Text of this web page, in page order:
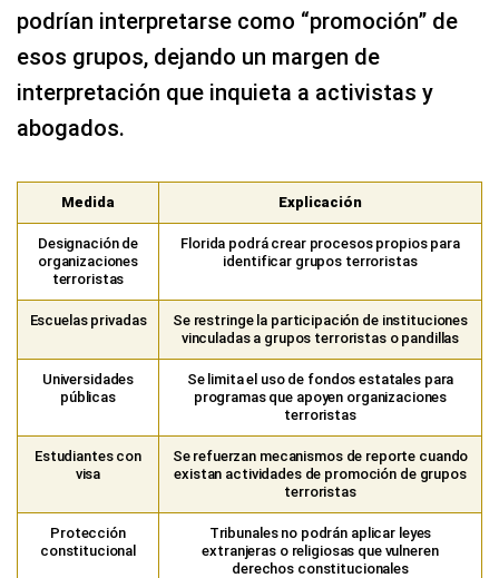
podrían interpretarse como “promoción” de
esos grupos, dejando un margen de
interpretación que inquieta a activistas y
abogados.
Medida Explicación
Designación de
organizaciones
terroristas
Florida podrá crear procesos propios para
identificar grupos terroristas
Escuelas privadas
Se restringe la participación de instituciones
vinculadas a grupos terroristas o pandillas
Universidades
públicas
Se limita el uso de fondos estatales para
programas que apoyen organizaciones
terroristas
Estudiantes con
visa
Se refuerzan mecanismos de reporte cuando
existan actividades de promoción de grupos
terroristas
Protección
constitucional
Tribunales no podrán aplicar leyes
extranjeras o religiosas que vulneren
derechos constitucionales